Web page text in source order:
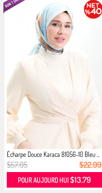
Écharpe Douce Karaca 81056-10 Bleu ...
$57.05 $22.99
POUR AUJOURD HUI$13.79